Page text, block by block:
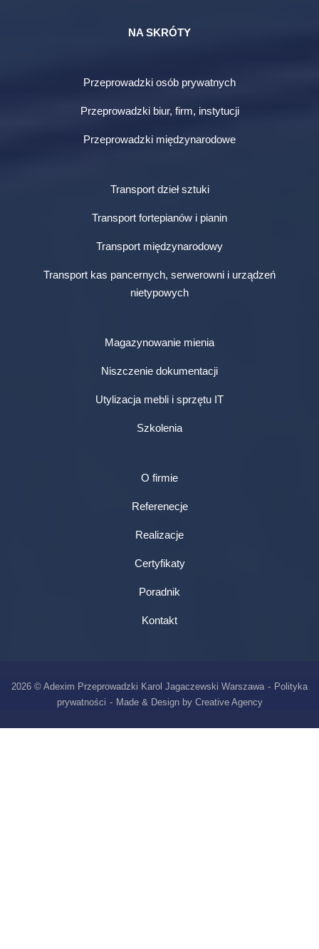
NA SKRÓTY
Przeprowadzki osób prywatnych
Przeprowadzki biur, firm, instytucji
Przeprowadzki międzynarodowe
Transport dzieł sztuki
Transport fortepianów i pianin
Transport międzynarodowy
Transport kas pancernych, serwerowni i urządzeń
nietypowych
Magazynowanie mienia
Niszczenie dokumentacji
Utylizacja mebli i sprzętu IT
Szkolenia
O firmie
Referenecje
Realizacje
Certyfikaty
Poradnik
Kontakt
2026 © Adexim Przeprowadzki Karol Jagaczewski Warszawa
Polityka
prywatności
Made & Design by Creative Agency